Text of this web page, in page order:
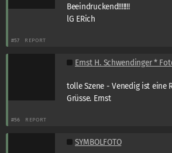
Beeindruckend!!!!!!!
lG ERich
#57 REPORT
Ernst H. Schwendinger *
tolle Szene - Venedig ist eine
Grüsse. Ernst
#56 REPORT
SYMBOLFOTO